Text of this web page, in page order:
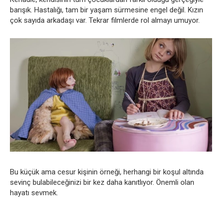
barışık. Hastalığı, tam bir yaşam sürmesine engel değil. Kızın
çok sayıda arkadaşı var. Tekrar filmlerde rol almayı umuyor.
Bu küçük ama cesur kişinin örneği, herhangi bir koşul altında
sevinç bulabileceğinizi bir kez daha kanıtlıyor. Önemli olan
hayatı sevmek.